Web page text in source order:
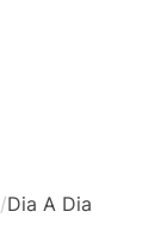
/Dia A Dia